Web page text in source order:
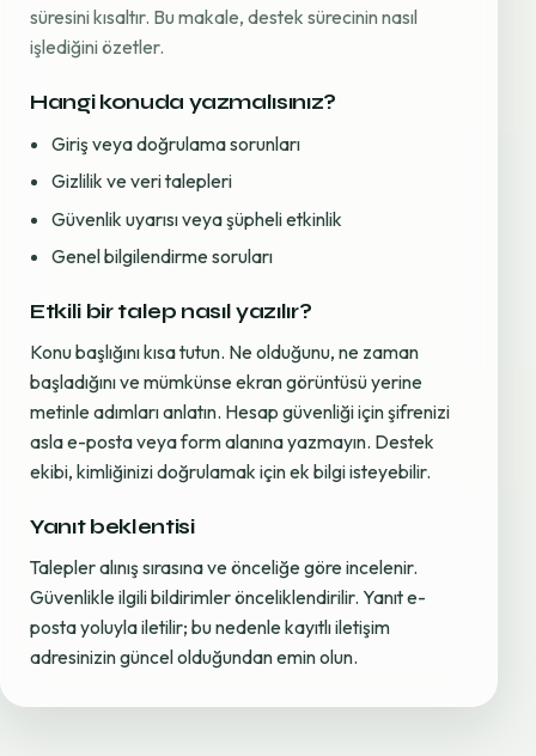
süresini kısaltır. Bu makale, destek sürecinin nasıl
işlediğini özetler.
Hangi konuda yazmalısınız?
Giriş veya doğrulama sorunları
Gizlilik ve veri talepleri
Güvenlik uyarısı veya şüpheli etkinlik
Genel bilgilendirme soruları
Etkili bir talep nasıl yazılır?
Konu başlığını kısa tutun. Ne olduğunu, ne zaman
başladığını ve mümkünse ekran görüntüsü yerine
metinle adımları anlatın. Hesap güvenliği için şifrenizi
asla e-posta veya form alanına yazmayın. Destek
ekibi, kimliğinizi doğrulamak için ek bilgi isteyebilir.
Yanıt beklentisi
Talepler alınış sırasına ve önceliğe göre incelenir.
Güvenlikle ilgili bildirimler önceliklendirilir. Yanıt e-
posta yoluyla iletilir; bu nedenle kayıtlı iletişim
adresinizin güncel olduğundan emin olun.